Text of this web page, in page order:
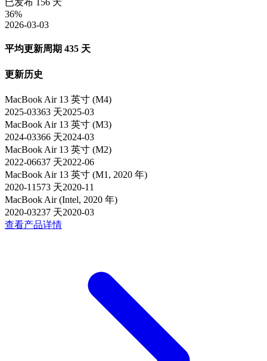
已发布 156 天
36%
2026-03-03
平均更新周期 435 天
更新历史
MacBook Air 13 英寸 (M4)
2025-03363 天2025-03
MacBook Air 13 英寸 (M3)
2024-03366 天2024-03
MacBook Air 13 英寸 (M2)
2022-06637 天2022-06
MacBook Air 13 英寸 (M1, 2020 年)
2020-11 573 天2020-11
MacBook Air (Intel, 2020 年)
2020-03237 天2020-03
查看产品详情